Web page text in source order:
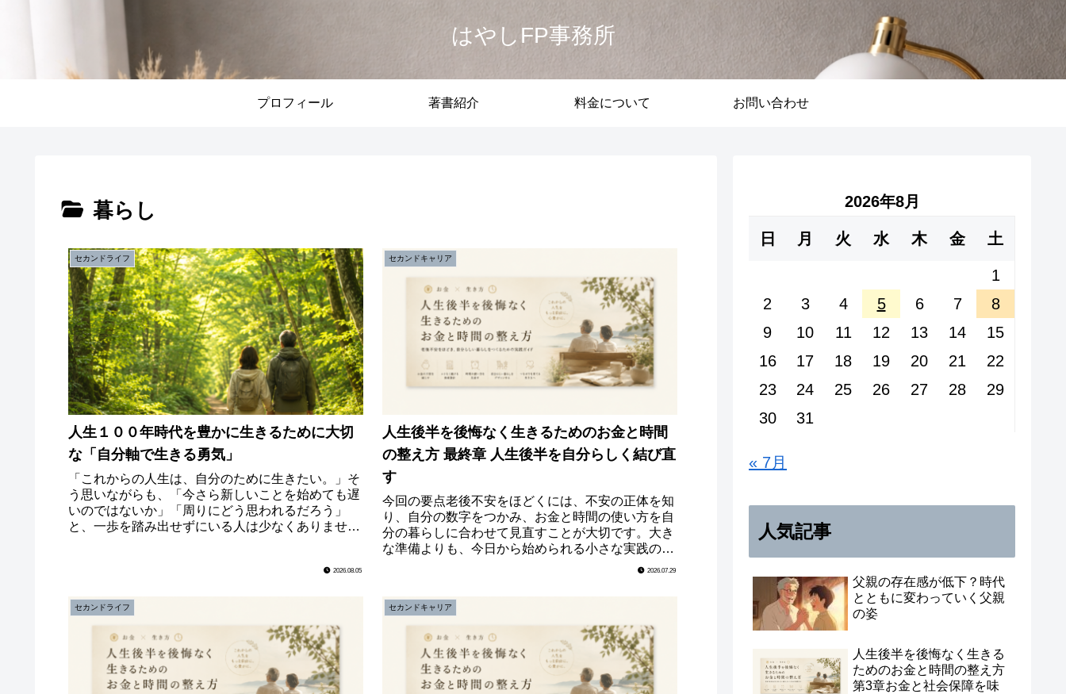
はやしFP事務所
プロフィール 著書紹介 料金について お問い合わせ
暮らし
セカンドライフ
人生１００年時代を豊かに生きるために大切
な「自分軸で生きる勇気」
「これからの人生は、自分のために生きたい。」そ
う思いながらも、「今さら新しいことを始めても遅
いのではないか」「周りにどう思われるだろう」
と、一歩を踏み出せずにいる人は少なくありませ
2026.08.05
セカンドキャリア
人生後半を後悔なく生きるためのお金と時間
の整え方 最終章 人生後半を自分らしく結び直
す
今回の要点老後不安をほどくには、不安の正体を知
り、自分の数字をつかみ、お金と時間の使い方を自
分の暮らしに合わせて見直すことが大切です。大き
な準備よりも、今日から始められる小さな実践の積
み重ねが、人生後半を自分らしいものにしていきま
2026.07.29
セカンドライフ セカンドキャリア
2026年8月
日 月 火 水 木 金 土
1
2
3 4 5 6 7
8
9
10 11 12 13 14
15
16
17 18 19 20 21
22
23
24 25 26 27 28
29
30
31
« 7月
人気記事
父親の存在感が低下？時代
とともに変わっていく父親
の姿
人生後半を後悔なく生きる
ためのお金と時間の整え方
第3章お金と社会保障を味